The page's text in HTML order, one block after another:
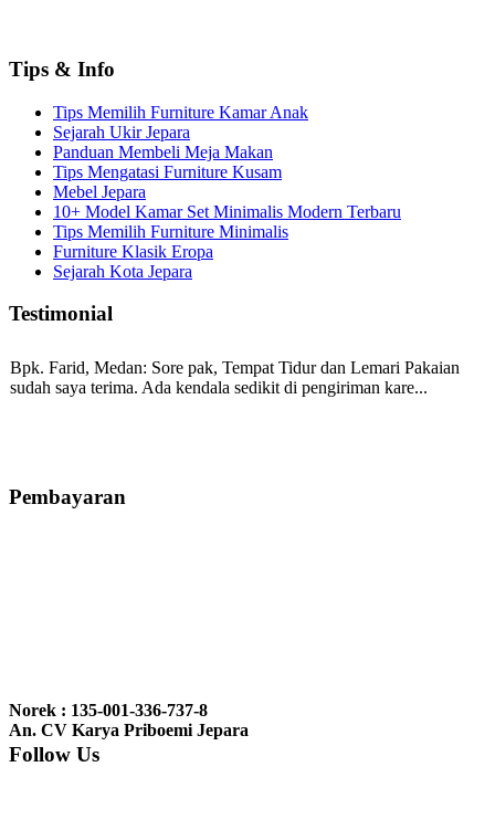
Tips & Info
Tips Memilih Furniture Kamar Anak
Sejarah Ukir Jepara
Panduan Membeli Meja Makan
Tips Mengatasi Furniture Kusam
Mebel Jepara
10+ Model Kamar Set Minimalis Modern Terbaru
Tips Memilih Furniture Minimalis
Furniture Klasik Eropa
Sejarah Kota Jepara
Testimonial
Bpk. Farid, Medan: Sore pak, Tempat Tidur dan Lemari Pakaian
sudah saya terima. Ada kendala sedikit di pengiriman kare...
bale2 dan kursi teras saya sudah saya terima dan p...
nyesel deh beli geby...
Pembayaran
Norek : 135-001-336-737-8
An. CV Karya Priboemi Jepara
Follow Us